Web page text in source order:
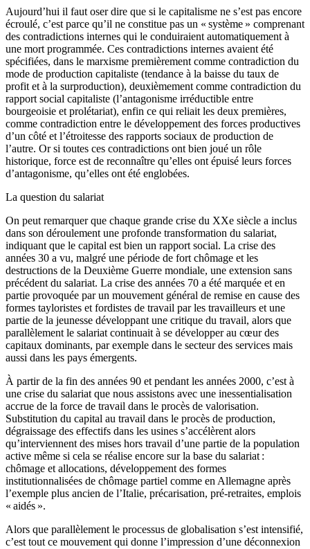
Aujourd’hui il faut oser dire que si le capitalisme ne s’est pas encore
écroulé, c’est parce qu’il ne constitue pas un « système » comprenant
des contradictions internes qui le conduiraient automatiquement à
une mort programmée. Ces contradictions internes avaient été
spécifiées, dans le marxisme premièrement comme contradiction du
mode de production capitaliste (tendance à la baisse du taux de
profit et à la surproduction), deuxièmement comme contradiction du
rapport social capitaliste (l’antagonisme irréductible entre
bourgeoisie et prolétariat), enfin ce qui reliait les deux premières,
comme contradiction entre le développement des forces productives
d’un côté et l’étroitesse des rapports sociaux de production de
l’autre. Or si toutes ces contradictions ont bien joué un rôle
historique, force est de reconnaître qu’elles ont épuisé leurs forces
d’antagonisme, qu’elles ont été englobées.
La question du salariat
On peut remarquer que chaque grande crise du XXe siècle a inclus
dans son déroulement une profonde transformation du salariat,
indiquant que le capital est bien un rapport social. La crise des
années 30 a vu, malgré une période de fort chômage et les
destructions de la Deuxième Guerre mondiale, une extension sans
précédent du salariat. La crise des années 70 a été marquée et en
partie provoquée par un mouvement général de remise en cause des
formes tayloristes et fordistes de travail par les travailleurs et une
partie de la jeunesse développant une critique du travail, alors que
parallèlement le salariat continuait à se développer au cœur des
capitaux dominants, par exemple dans le secteur des services mais
aussi dans les pays émergents.
À partir de la fin des années 90 et pendant les années 2000, c’est à
une crise du salariat que nous assistons avec une inessentialisation
accrue de la force de travail dans le procès de valorisation.
Substitution du capital au travail dans le procès de production,
dégraissage des effectifs dans les usines s’accélèrent alors
qu’interviennent des mises hors travail d’une partie de la population
active même si cela se réalise encore sur la base du salariat :
chômage et allocations, développement des formes
institutionnalisées de chômage partiel comme en Allemagne après
l’exemple plus ancien de l’Italie, précarisation, pré-retraites, emplois
« aidés ».
Alors que parallèlement le processus de globalisation s’est intensifié,
c’est tout ce mouvement qui donne l’impression d’une déconnexion